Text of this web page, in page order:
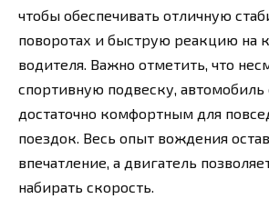
чтобы обеспечивать отличную
поворотах и быструю реакцию на
водителя. Важно отметить, что
спортивную подвеску, автомобиль
достаточно комфортным для
поездок. Весь опыт вождения
впечатление, а двигатель
набирать скорость.